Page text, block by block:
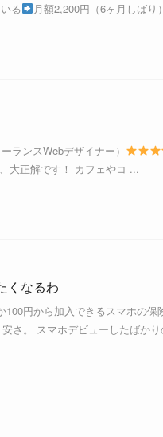
る
月額2,200円（6ヶ月しばり
ランスWebデザイナー）
大正解です！ カフェやコ ...
くなるわ
円から加入できるスマホの保
さ。 スマホデビューしたばか